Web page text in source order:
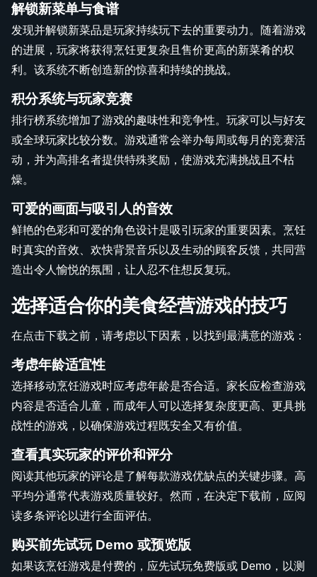
解锁新菜单与食谱
发现并解锁新菜品是玩家持续玩下去的重要动力。随着游戏
的进展，玩家将获得烹饪更复杂且售价更高的新菜肴的权
利。该系统不断创造新的惊喜和持续的挑战。
积分系统与玩家竞赛
排行榜系统增加了游戏的趣味性和竞争性。玩家可以与好友
或全球玩家比较分数。游戏通常会举办每周或每月的竞赛活
动，并为高排名者提供特殊奖励，使游戏充满挑战且不枯
燥。
可爱的画面与吸引人的音效
鲜艳的色彩和可爱的角色设计是吸引玩家的重要因素。烹饪
时真实的音效、欢快背景音乐以及生动的顾客反馈，共同营
造出令人愉悦的氛围，让人忍不住想反复玩。
选择适合你的美食经营游戏的技巧
在点击下载之前，请考虑以下因素，以找到最满意的游戏：
考虑年龄适宜性
选择移动烹饪游戏时应考虑年龄是否合适。家长应检查游戏
内容是否适合儿童，而成年人可以选择复杂度更高、更具挑
战性的游戏，以确保游戏过程既安全又有价值。
查看真实玩家的评价和评分
阅读其他玩家的评论是了解每款游戏优缺点的关键步骤。高
平均分通常代表游戏质量较好。然而，在决定下载前，应阅
读多条评论以进行全面评估。
购买前先试玩 Demo 或预览版
如果该烹饪游戏是付费的，应先试玩免费版或 Demo，以测